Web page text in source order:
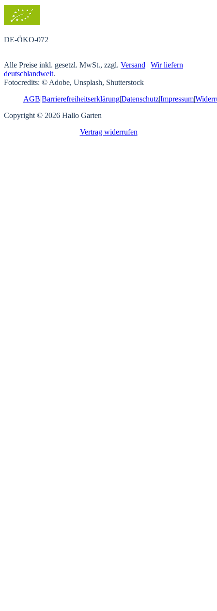
DE-ÖKO-072
Alle Preise inkl. gesetzl. MwSt., zzgl. Versand | Wir liefern
deutschlandweit.
Fotocredits: © Adobe, Unsplash, Shutterstock
AGB|Barrierefreiheitserklärung|Datenschutz|Impressum|
Copyright © 2026 Hallo Garten
Vertrag widerrufen